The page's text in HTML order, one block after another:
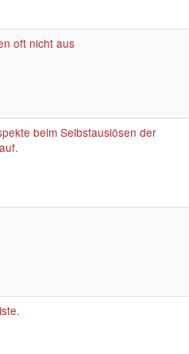
oft nicht aus
beim Selbstauslösen der